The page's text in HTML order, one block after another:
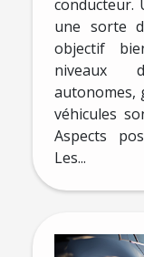
conducteur.
une sorte
objectif
niveaux
autonomes,
véhicules
Aspects
Les...